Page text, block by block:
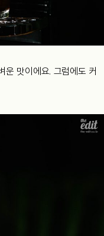
운 맛이에요. 그럼에도 커